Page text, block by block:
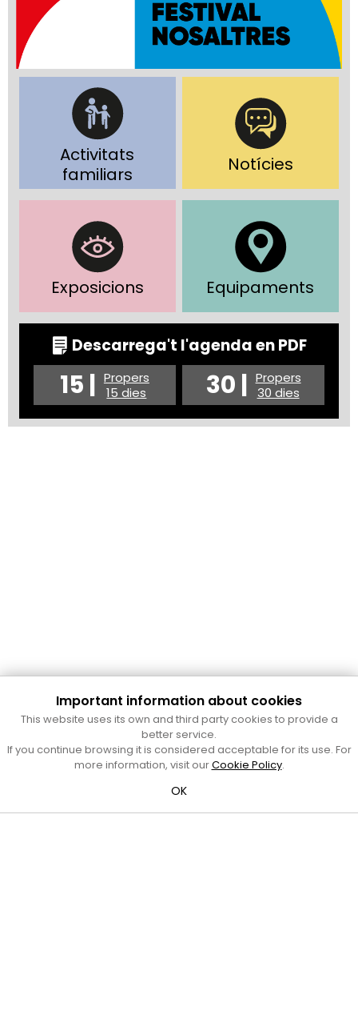
Activitats
familiars
Notícies
Exposicions Equipaments
Descarrega't l'agenda en PDF
15 | Propers
15 dies
30 | Propers
30 dies
Cultura Mataró
Ajuntament de Mataró
C. de Sant Josep, 9 (Mataró, 08302)
Horari d'obertura: dilluns, dimecres i divendres de 10 a 13 h.
al telèfon al 93 758 23 61
Bústia ciutadana
Important information about cookies
This website uses its own and third party cookies to provide a
better service.
If you continue browsing it is considered acceptable for its use. For
more information, visit ourCookie Policy.
OK